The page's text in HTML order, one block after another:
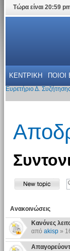
Τώρα είναι 20:59
ΚΕΝΤΡΙΚΗ ΠΟΙΟΙ
Ευρετήριο Δ. Συζήτησης
Ανακοινώσεις
Κανόνες
από akisp»